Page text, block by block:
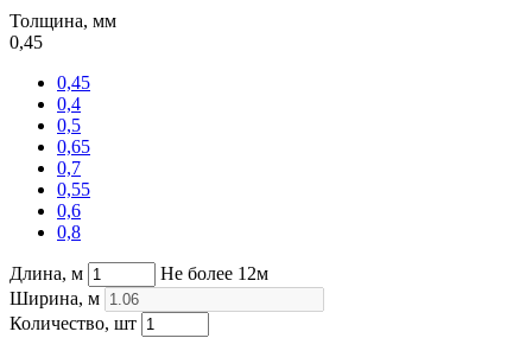
Толщина, мм
0,45
0,45
0,4
0,5
0,65
0,7
0,55
0,6
0,8
Длина, м
Не более 12м
Ширина, м
Количество, шт